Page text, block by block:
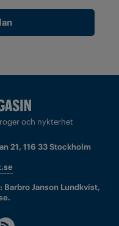
och nykterhet
21, 116 33 Stockholm
Janson Lundkvist,